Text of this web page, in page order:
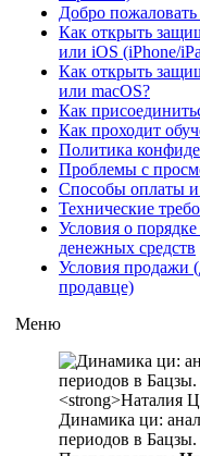
Добро
Как открыть
или iOS (iPhone/
Как открыть
или macOS?
Как
Как проходит
Политика
Проблемы с
Способы оплаты и
Технические
Условия о порядке
денежных средств
Условия продажи
продавце)
Меню
Динамика ци:
периодов в